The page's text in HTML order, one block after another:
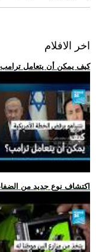
اخر الافلام
.. كيف يمكن أن يتعامل
.. اكتشاف نوع جديد من